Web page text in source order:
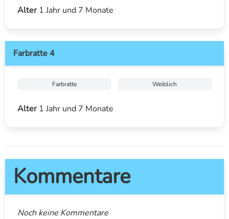
Alter1 Jahr und 7 Monate
Farbratte 4
Farbratte Weiblich
Alter1 Jahr und 7 Monate
Kommentare
Noch keine Kommentare